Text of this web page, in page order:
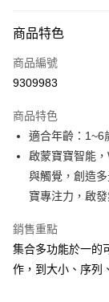
信用卡一次付款
LINE Pay
大哥付你分期
相關說明
【大哥付你分期使
1.本服務由台灣大
2.付款方式選擇「
成交易。
3.實際核准額度、可
4.訂單成立30分鐘內
消。如遇「轉專審核
AFTEE先享後付
相關說明
AFTEE先享後付是
便利好安心！
１．簡單：不需註
２．便利：只要手
ATM付款
運送方式
商品特色
商品編號
9309983
商品特色
適合年齡：1~6
啟蒙寶寶智能
與觸覺，創造
寶專注力，啟發
銷售重點
集合多功能於一的
作，到大小、序列